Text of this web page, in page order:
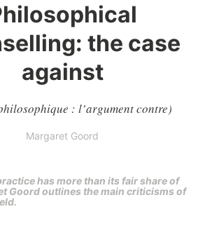
the case
against
: l’argument contre)
Margaret Goord
has more than its fair share of
Goord outlines the main criticisms of